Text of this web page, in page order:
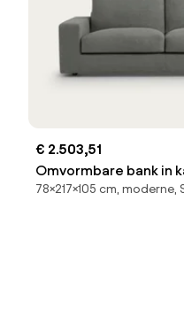
€ 2.503,51
Omvormbare bank in
Skander
78×217×105 cm,